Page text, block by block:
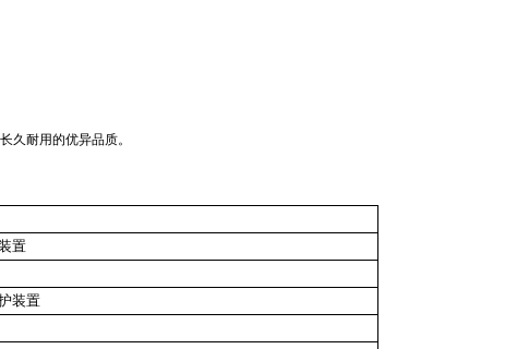
久耐用的优异品质。
置
装置